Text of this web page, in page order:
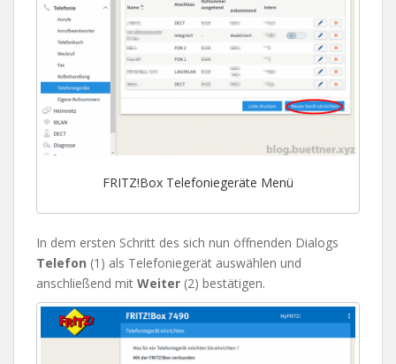
FRITZ!Box Telefoniegeräte Menü
In dem ersten Schritt des sich nun öffnenden Dialogs
Telefon (1) als Telefoniegerät auswählen und
anschließend mit Weiter (2) bestätigen.